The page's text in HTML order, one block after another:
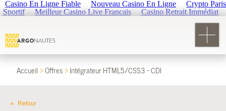
Casino En Ligne Fiable Nouveau Casino En Ligne
Crypto Paris
Sportif
Meilleur Casino Live Francais Casino Retrait Immédiat
Accueil Offres Intégrateur HTML5/CSS3 - CDI
Retour